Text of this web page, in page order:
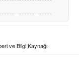
ve Bilgi Kaynağı